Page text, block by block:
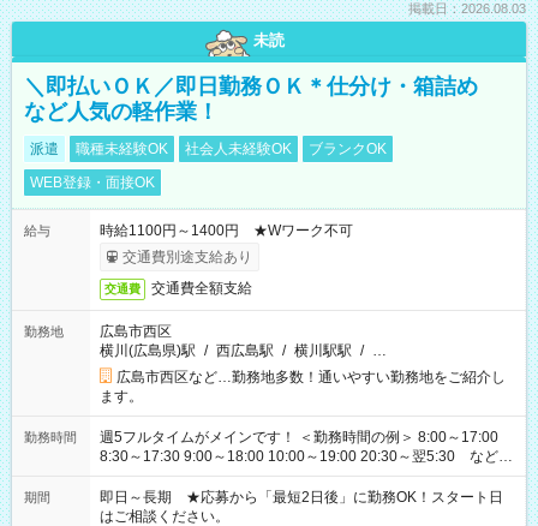
掲載日：2026.08.03
未読
＼即払いＯＫ／即日勤務ＯＫ＊仕分け・箱詰め
など人気の軽作業！
派遣 職種未経験OK 社会人未経験OK
ブランクOK
WEB登録・面接OK
給与
時給1100円～1400円 ★Wワーク不可
交通費別途支給あり
交通費 交通費全額支給
勤務地
広島市西区
横川(広島県)駅 / 西広島駅 / 横川駅駅 / …
広島市西区など…勤務地多数！通いやすい勤務地をご紹介し
ます。
勤務時間
週5フルタイムがメインです！ ＜勤務時間の例＞ 8:00～17:00
8:30～17:30 9:00～18:00 10:00～19:00 20:30～翌5:30 など ★
その他にも勤務時間多数！ 日勤のみ、残業なし、交替制など
ご希望を教えてください！
期間
即日～長期 ★応募から「最短2日後」に勤務OK！スタート日
はご相談ください。